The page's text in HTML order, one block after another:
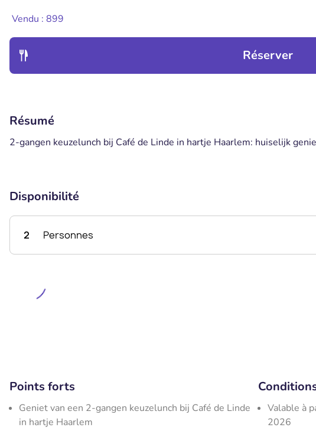
Vendu : 899
Réserver
Résumé
2-gangen keuzelunch bij Café de Linde in hartje Haarlem: huiselijk
Disponibilité
2 Personnes
Points forts
Geniet van een 2-gangen keuzelunch bij Café de Linde
in hartje Haarlem
Valable à
2026